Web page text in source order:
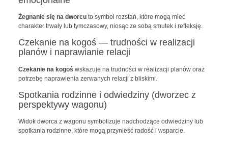
Żegnanie się na dworcuto symbol rozstań, które mogą mieć
charakter trwały lub tymczasowy, niosąc ze sobą smutek i refleksję.
Czekanie na kogoś — trudności w realizacji
planów i naprawianie relacji
Czekanie na kogoś wskazuje na trudności w realizacji planów oraz
potrzebę naprawienia zerwanych relacji z bliskimi.
Spotkania rodzinne i odwiedziny (dworzec z
perspektywy wagonu)
Widok dworca z wagonu symbolizuje nadchodzące odwiedziny lub
spotkania rodzinne, które mogą przynieść radość i wsparcie.